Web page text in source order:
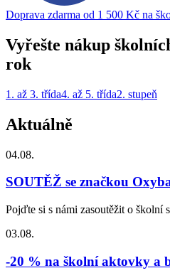
Doprava zdarma od 1 500 Kč na
Vyřešte nákup
rok
1. až 3. třída4. až 5. třída2. stupeň
Aktuálně
04.08.
SOUTĚŽ se značkou
Pojďte si s námi zasoutěžit o školní
03.08.
-20 % na školní aktovky a